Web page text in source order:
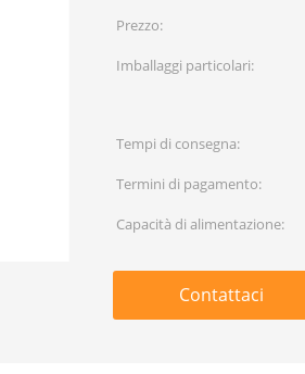
Prezzo:
Imballaggi particolari:
Tempi di consegna:
Termini di pagamento:
Capacità di alimentazione:
Contattaci